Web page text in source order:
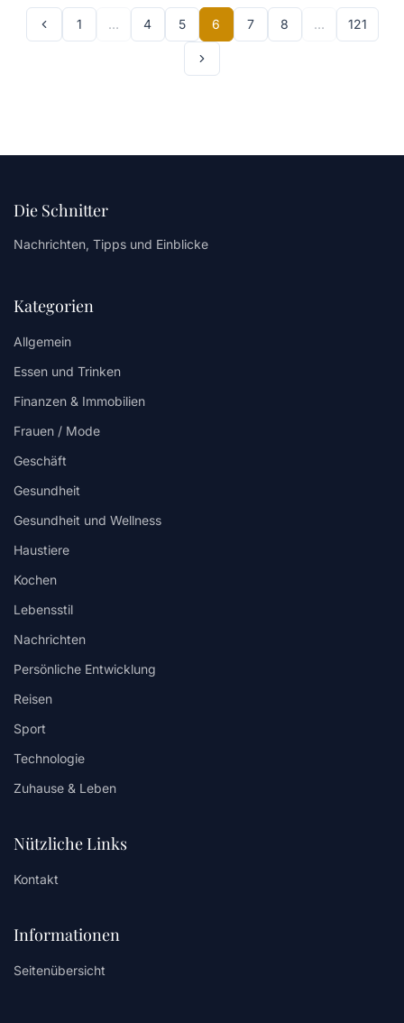
1 … 4 5 6 7 8 … 121
Die Schnitter
Nachrichten, Tipps und Einblicke
Kategorien
Allgemein
Essen und Trinken
Finanzen & Immobilien
Frauen / Mode
Geschäft
Gesundheit
Gesundheit und Wellness
Haustiere
Kochen
Lebensstil
Nachrichten
Persönliche Entwicklung
Reisen
Sport
Technologie
Zuhause & Leben
Nützliche Links
Kontakt
Informationen
Seitenübersicht